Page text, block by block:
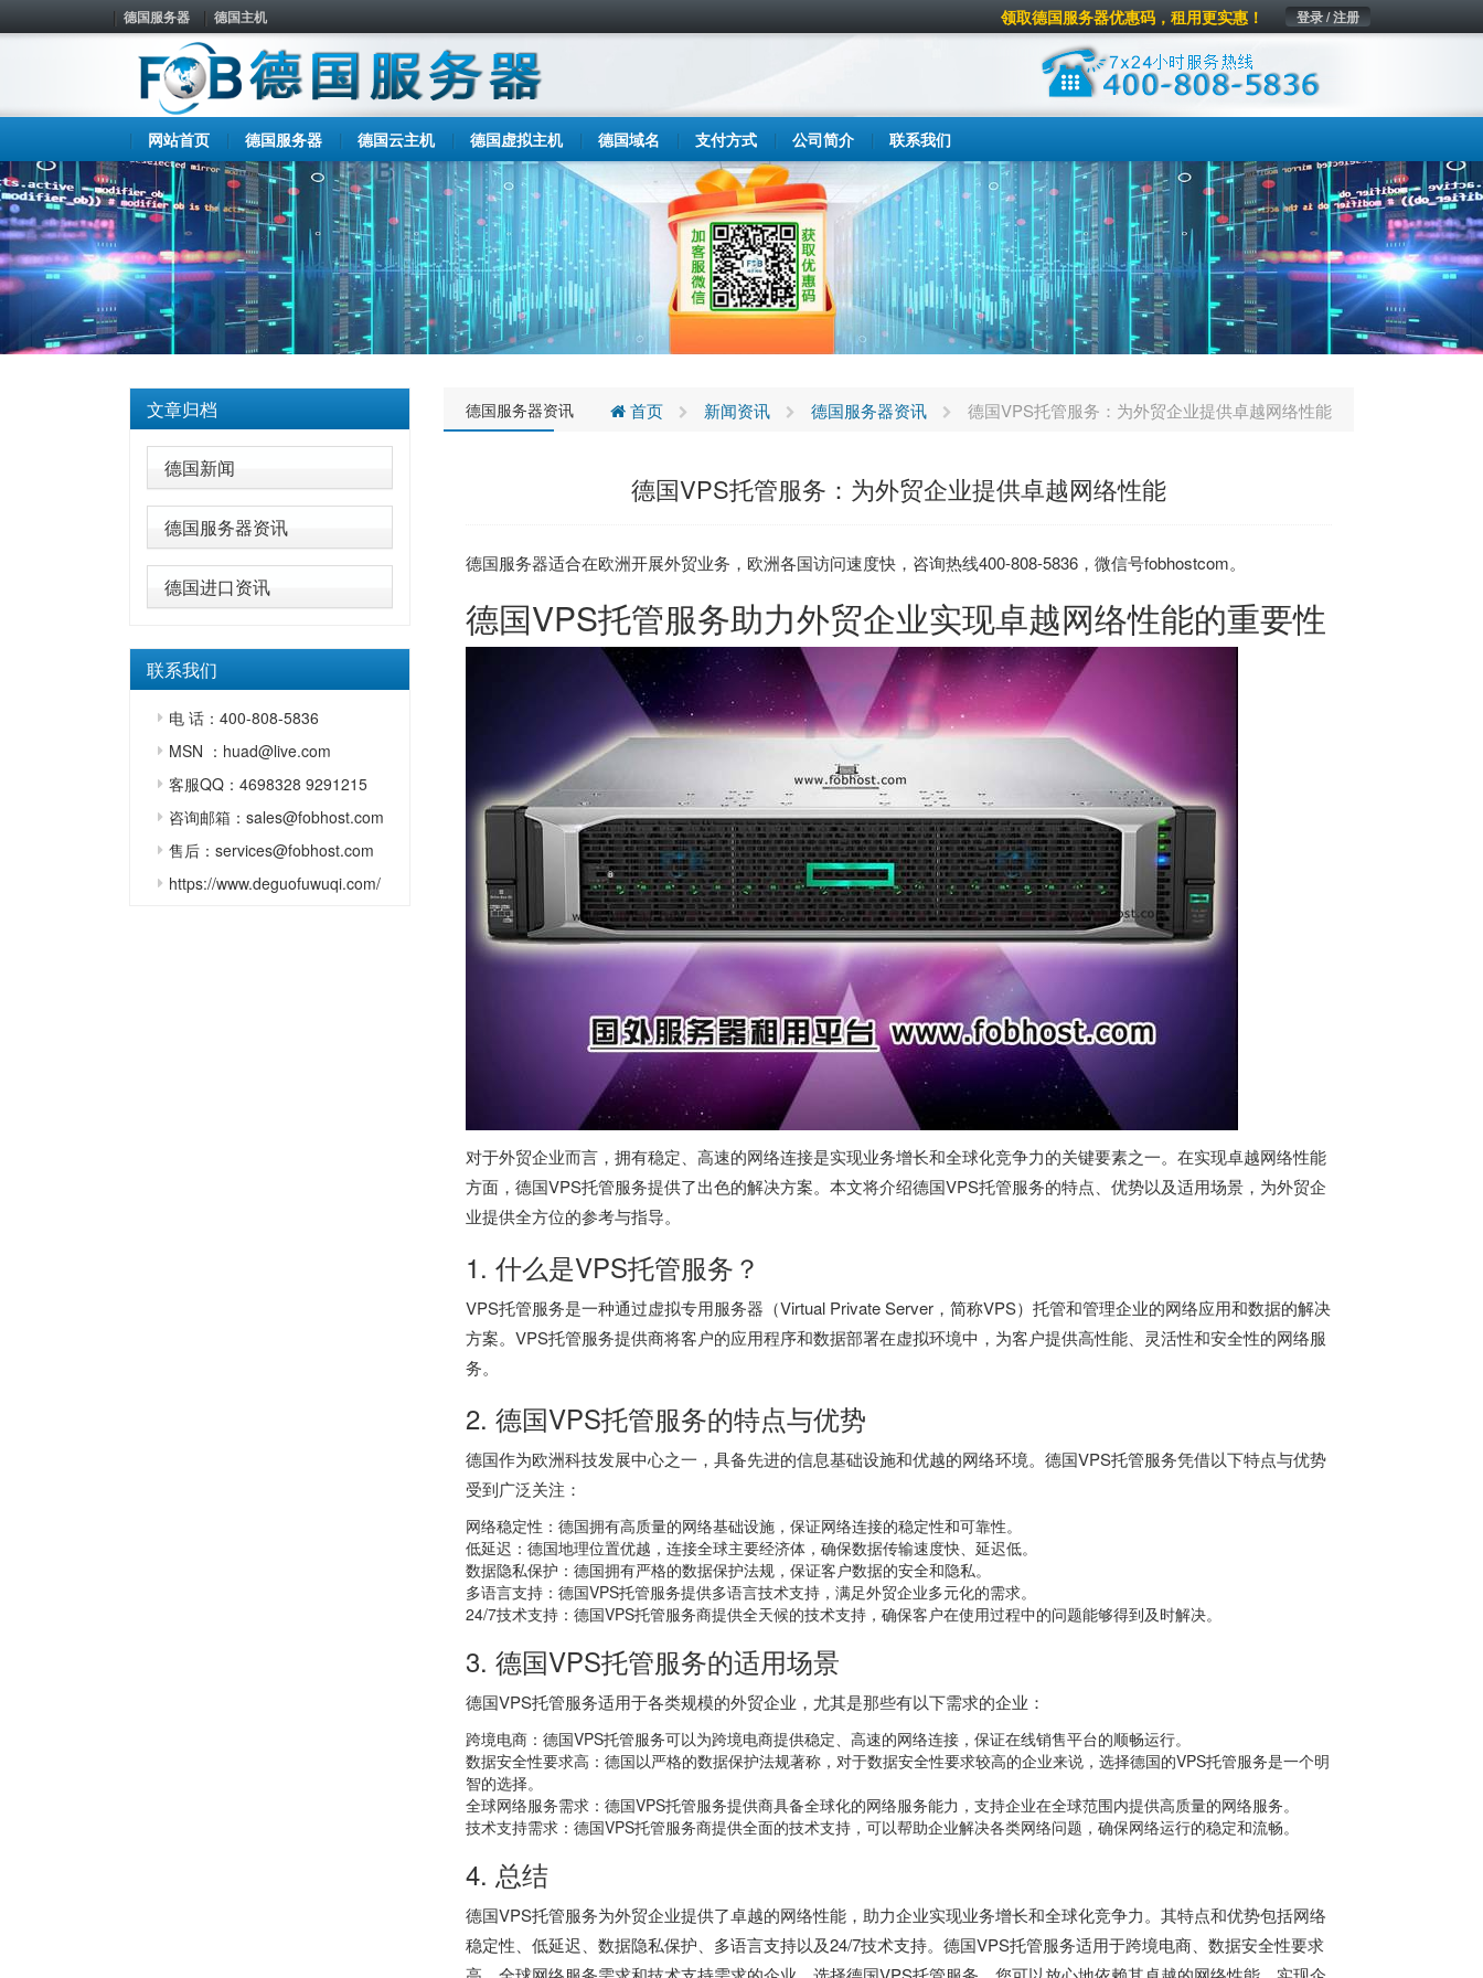
德国服务器 德国主机 登录 / 注册
领取德国服务器优惠码，租用更实惠！
网站首页 德国服务器 德国云主机 德国虚拟主机 德国域名 支付方式 公司简介 联系我们
文章归档
德国新闻
德国服务器资讯
德国进口资讯
联系我们
电 话：400-808-5836
MSN ：huad@live.com
客服QQ：4698328 9291215
咨询邮箱：sales@fobhost.com
售后：services@fobhost.com
https://www.deguofuwuqi.com/
德国服务器资讯 首页 新闻资讯 德国服务器资讯 德国VPS托管服务：为外贸企业提供卓越网络性能
德国VPS托管服务：为外贸企业提供卓越网络性能
德国服务器适合在欧洲开展外贸业务，欧洲各国访问速度快，咨询热线400-808-5836，微信号fobhostcom。
德国VPS托管服务助力外贸企业实现卓越网络性能的重要性
对于外贸企业而言，拥有稳定、高速的网络连接是实现业务增长和全球化竞争力的关键要素之一。在实现卓越网络性能
方面，德国VPS托管服务提供了出色的解决方案。本文将介绍德国VPS托管服务的特点、优势以及适用场景，为外贸企
业提供全方位的参考与指导。
1. 什么是VPS托管服务？
VPS托管服务是一种通过虚拟专用服务器（Virtual Private Server，简称VPS）托管和管理企业的网络应用和数据的解决
方案。VPS托管服务提供商将客户的应用程序和数据部署在虚拟环境中，为客户提供高性能、灵活性和安全性的网络服
务。
2. 德国VPS托管服务的特点与优势
德国作为欧洲科技发展中心之一，具备先进的信息基础设施和优越的网络环境。德国VPS托管服务凭借以下特点与优势
受到广泛关注：
网络稳定性：德国拥有高质量的网络基础设施，保证网络连接的稳定性和可靠性。
低延迟：德国地理位置优越，连接全球主要经济体，确保数据传输速度快、延迟低。
数据隐私保护：德国拥有严格的数据保护法规，保证客户数据的安全和隐私。
多语言支持：德国VPS托管服务提供多语言技术支持，满足外贸企业多元化的需求。
24/7技术支持：德国VPS托管服务商提供全天候的技术支持，确保客户在使用过程中的问题能够得到及时解决。
3. 德国VPS托管服务的适用场景
德国VPS托管服务适用于各类规模的外贸企业，尤其是那些有以下需求的企业：
跨境电商：德国VPS托管服务可以为跨境电商提供稳定、高速的网络连接，保证在线销售平台的顺畅运行。
数据安全性要求高：德国以严格的数据保护法规著称，对于数据安全性要求较高的企业来说，选择德国的VPS托管服务是一个明
智的选择。
全球网络服务需求：德国VPS托管服务提供商具备全球化的网络服务能力，支持企业在全球范围内提供高质量的网络服务。
技术支持需求：德国VPS托管服务商提供全面的技术支持，可以帮助企业解决各类网络问题，确保网络运行的稳定和流畅。
4. 总结
德国VPS托管服务为外贸企业提供了卓越的网络性能，助力企业实现业务增长和全球化竞争力。其特点和优势包括网络
稳定性、低延迟、数据隐私保护、多语言支持以及24/7技术支持。德国VPS托管服务适用于跨境电商、数据安全性要求